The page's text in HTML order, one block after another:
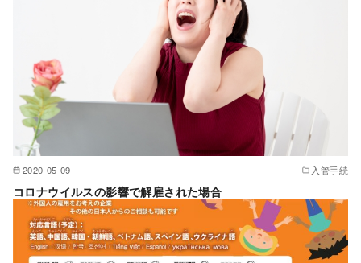
2020-05-09 入管手続
コロナウイルスの影響で解雇された場合